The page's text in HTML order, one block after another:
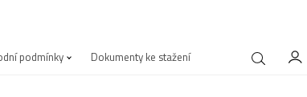
podmínky Dokumenty ke stažení